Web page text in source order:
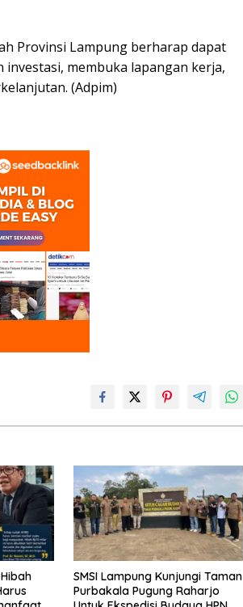
Provinsi Lampung berharap dapat
membuka lapangan kerja,
(Adpim)
SMSI Lampung Kunjungi Taman
Purbakala Pugung Raharjo